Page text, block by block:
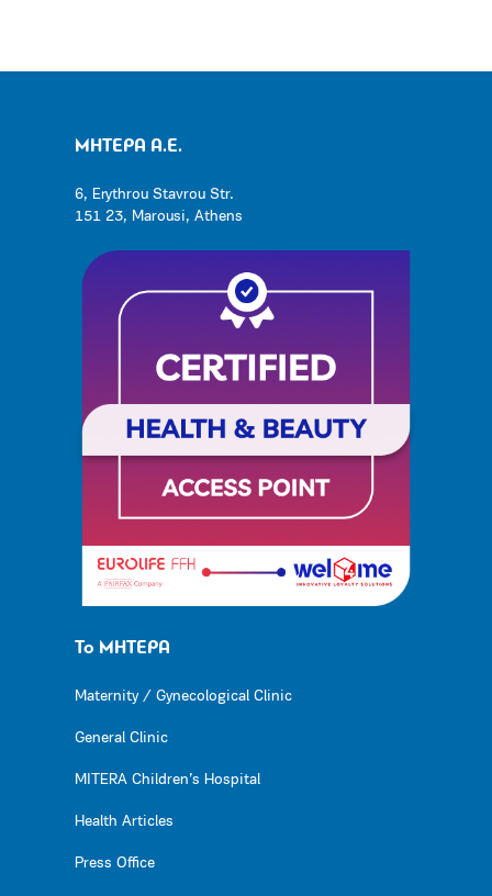
ΜΗΤΕΡΑ Α.Ε.
6, Erythrou Stavrou Str.
151 23, Marousi, Athens
Το ΜΗΤΕΡΑ
Maternity / Gynecological Clinic
General Clinic
MITERA Children’s Hospital
Health Articles
Press Office